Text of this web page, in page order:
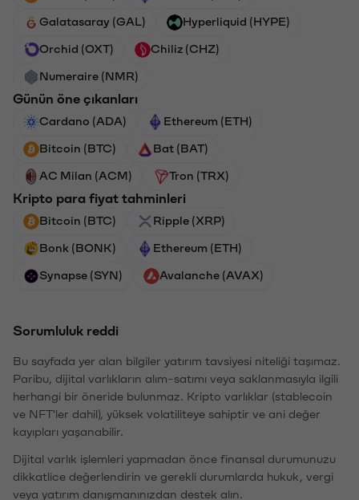
Galatasaray (GAL) Hyperliquid (HYPE)
Orchid (OXT) Chiliz (CHZ)
Numeraire (NMR)
Günün öne çıkanları
Cardano (ADA) Ethereum (ETH)
Bitcoin (BTC) Bat (BAT)
AC Milan (ACM) Tron (TRX)
Kripto para fiyat tahminleri
Bitcoin (BTC) Ripple (XRP)
Bonk (BONK) Ethereum (ETH)
Synapse (SYN) Avalanche (AVAX)
Sorumluluk reddi
Bu sayfada yer alan bilgiler yatırım tavsiyesi niteliği taşımaz.
Paribu, dijital varlıkların alım-satımı veya saklanmasıyla ilgili
herhangi bir öneride bulunmaz. Kripto varlıklar (stablecoin
ve NFT'ler dahil), yüksek volatiliteye sahiptir ve ani değer
kayıpları yaşanabilir.
Dijital varlık işlemleri yapmadan önce finansal durumunuzu
dikkatlice değerlendirin ve gerekli durumlarda hukuk, vergi
veya yatırım danışmanınızdan destek alın.